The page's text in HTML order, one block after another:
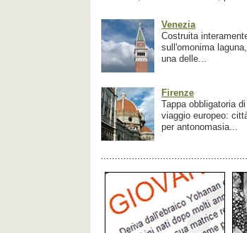
Venezia
Costruita
sull'omonima
una delle...
Firenze
Tappa obbligatoria
viaggio europeo:
per antonomasia...